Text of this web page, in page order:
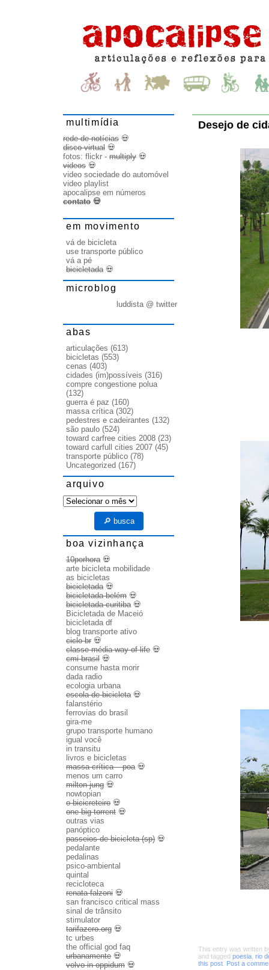
Desejo de
This entry was written
and tagged poesia rio
this post Post a
multimídia
rede de notícias 💀
disco virtual 💀
fotos: flickr - multiply 💀
videos 💀
video sociedade do automóvel
video playlist
apocalipse em números
contato 💀
em movimento
vá de bicicleta
use transporte público
vá a pé
bicicletada💀
microblog
luddista @ twitter
abas
articulações (613)
bicicletas (553)
cenas (403)
cidades (im)possíveis (316)
compre congestione polua
(132)
guerra é paz (160)
massa crítica(302)
pedestres e cadeirantes (132)
são paulo (524)
toward carfree cities 2008 (23)
toward carfull cities 2007 (45)
transporte público (78)
Uncategorized (167)
arquivo
arquivo
🔎 busca
boa vizinhança
10porhora💀
arte bicicleta mobilidade
as bicicletas
bicicletada💀
bicicletada belém 💀
bicicletada curitiba💀
Bicicletada de Maceió
bicicletada df
blog transporte ativo
ciclo br 💀
classe média way of life 💀
cmi brasil 💀
consume hasta morir
dada radio
ecologia urbana
escola de bicicleta💀
falanstério
ferrovias do brasil
gira-me
grupo transporte humano
igual você
in transitu
livros e bicicletas
massa crítica – poa💀
menos um carro
milton jung 💀
nowtopian
o bicicreteiro 💀
one big torrent 💀
outras vias
panóptico
passeios de bicicleta (sp) 💀
pedalante
pedalinas
psico-ambiental
quintal
recicloteca
renata falzoni 💀
san francisco critical mass
sinal de trânsito
stimulator
tarifazero.org 💀
tc urbes
the official god faq
urbanamente 💀
volvo in oppidum 💀